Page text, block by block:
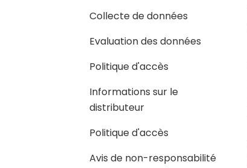
Collecte de données
Evaluation des données
Politique d'accès
Informations sur le
distributeur
Politique d'accès
Avis de non-responsabilité